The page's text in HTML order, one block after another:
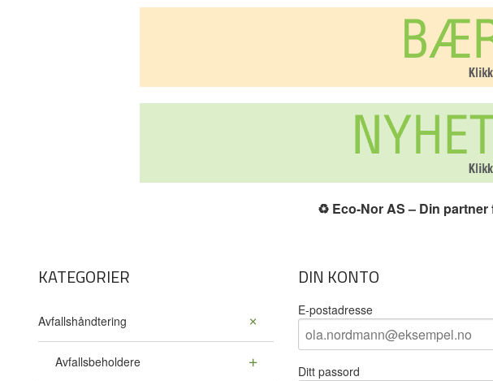
♻️ Eco-Nor AS – Din
KATEGORIER
Avfallshåndtering
Avfallsbeholdere
DIN KONTO
E-postadresse
Ditt passord